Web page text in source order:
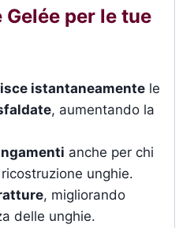
Gelée per le tue
istantaneamentele
, aumentando la
anche per chi
unghie.
, migliorando
delle unghie.